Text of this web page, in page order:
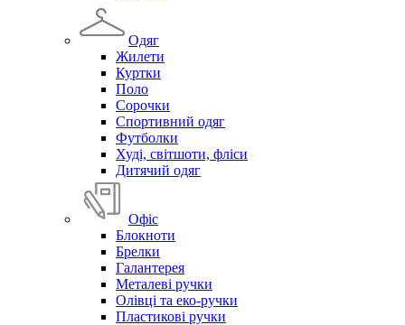
Одяг
Жилети
Куртки
Поло
Сорочки
Спортивний одяг
Футболки
Худі, світшоти, фліси
Дитячий одяг
Офіс
Блокноти
Брелки
Галантерея
Металеві ручки
Олівці та еко-ручки
Пластикові ручки